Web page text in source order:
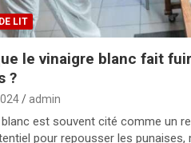
LIT
le vinaigre blanc fait
?
admin
blanc est souvent cité comme un
pour repousser les punaises,